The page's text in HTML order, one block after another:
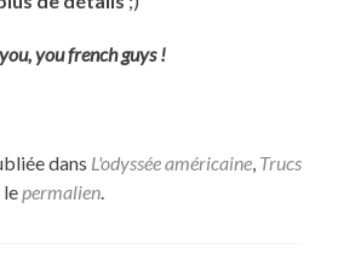
you french guys !
dans L'odyssée américaine, Trucs
lepermalien.